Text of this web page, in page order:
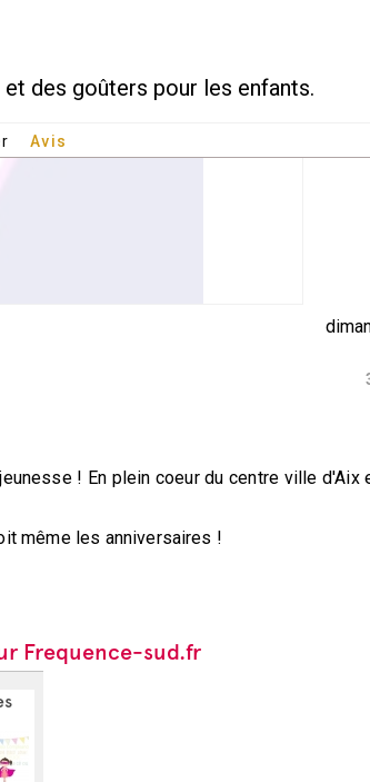
des goûters pour les enfants.
Avis
! En plein coeur du centre ville
même les anniversaires !
Frequence-sud.fr